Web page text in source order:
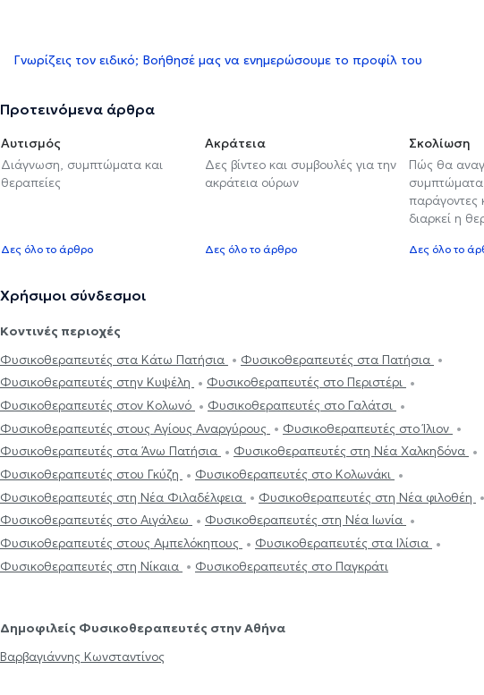
Γνωρίζεις τον ειδικό; Βοήθησέ μας να ενημερώσουμε το προφίλ του
Προτεινόμενα άρθρα
Αυτισμός
Διάγνωση, συμπτώματα και
θεραπείες
Δες όλο το άρθρο
Ακράτεια
Δες βίντεο και συμβουλές για την
ακράτεια ούρων
Δες όλο το άρθρο
Σκολίωση
Πώς θα
συμπτώματα,
παράγοντες
διαρκεί η
Δες όλο το
Χρήσιμοι σύνδεσμοι
Κοντινές περιοχές
Φυσικοθεραπευτές στα Κάτω Πατήσια
Φυσικοθεραπευτές στα Πατήσια
Φυσικοθεραπευτές στην Κυψέλη
Φυσικοθεραπευτές στο Περιστέρι
Φυσικοθεραπευτές στον Κολωνό
Φυσικοθεραπευτές στο Γαλάτσι
Φυσικοθεραπευτές στους Αγίους Αναργύρους
Φυσικοθεραπευτές στο Ίλιον
Φυσικοθεραπευτές στα Άνω Πατήσια
Φυσικοθεραπευτές στη Νέα Χαλκηδόνα
Φυσικοθεραπευτές στου Γκύζη
Φυσικοθεραπευτές στο Κολωνάκι
Φυσικοθεραπευτές στη Νέα Φιλαδέλφεια
Φυσικοθεραπευτές στη Νέα φιλοθέη
Φυσικοθεραπευτές στο Αιγάλεω
Φυσικοθεραπευτές στη Νέα Ιωνία
Φυσικοθεραπευτές στους Αμπελόκηπους
Φυσικοθεραπευτές στα Ιλίσια
Φυσικοθεραπευτές στη Νίκαια
Φυσικοθεραπευτές στο Παγκράτι
Δημοφιλείς Φυσικοθεραπευτές στην Αθήνα
Βαρβαγιάννης Κωνσταντίνος